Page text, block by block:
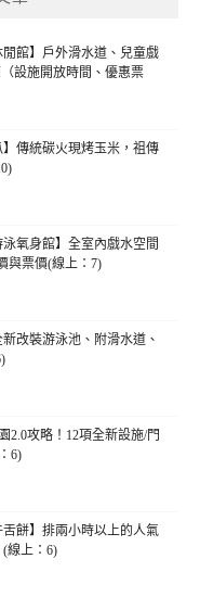
館】戶外滑水道、兒童戲
設施開放時間、優惠票
傳統碳火現烤玉米，祖傳
氧身館】全室內戲水空間
與票價(線上：7)
改裝游泳池、附滑水道、
2.0攻略！12項全新設施/門
6)
餅】排兩小時以上的人氣
線上：6)